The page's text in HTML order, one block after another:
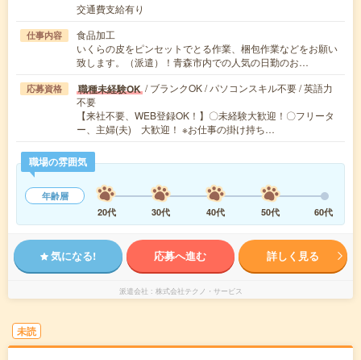
交通費支給有り
仕事内容
食品加工
いくらの皮をピンセットでとる作業、梱包作業などをお願い
致します。（派遣）！青森市内での人気の日勤のお…
応募資格 職種未経験OK / ブランクOK / パソコンスキル不要 / 英語力
不要
【来社不要、WEB登録OK！】〇未経験大歓迎！〇フリータ
ー、主婦(夫) 大歓迎！ ※お仕事の掛け持ち…
職場の雰囲気
年齢層
20代
30代 40代 50代 60代
気になる! 応募へ進む 詳しく見る
派遣会社 株式会社テクノ・サービス
未読